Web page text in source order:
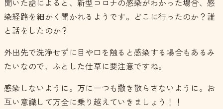
聞いた話によると、新型コロナの感染がわかった場合、感
染経路を細かく聞かれるようです。どこに行ったのか？誰
と話をしたのか？
外出先で洗浄せずに目や口を触ると感染する場合もあるみ
たいなので、ふとした仕草に要注意ですね。
感染しないように。万に一つも撒き散らさないように。お
互い意識して万全に乗り越えていきましょう！！